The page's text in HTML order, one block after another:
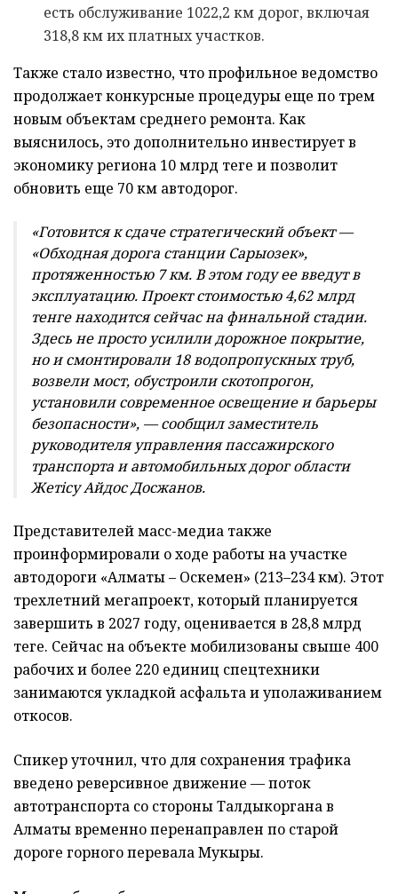
есть обслуживание 1022,2 км дорог, включая
318,8 км их платных участков.
Также стало известно, что профильное ведомство
продолжает конкурсные процедуры еще по трем
новым объектам среднего ремонта. Как
выяснилось, это дополнительно инвестирует в
экономику региона 10 млрд теңге и позволит
обновить еще 70 км автодорог.
«Готовится к сдаче стратегический объект —
«Обходная дорога станции Сарыозек»,
протяженностью 7 км. В этом году ее введут в
эксплуатацию. Проект стоимостью 4,62 млрд
тенге находится сейчас на финальной стадии.
Здесь не просто усилили дорожное покрытие,
но и смонтировали 18 водопропускных труб,
возвели мост, обустроили скотопрогон,
установили современное освещение и барьеры
безопасности», — сообщил заместитель
руководителяуправления пассажирского
транспорта и автомобильных дорог области
ЖетiсуАйдос Досжанов.
Представителей масс-медиа также
проинформировали о ходе работы на участке
автодороги «Алматы – Оскемен» (213–234 км). Этот
трехлетний мегапроект, который планируется
завершить в 2027 году, оценивается в 28,8 млрд
теңге. Сейчас на объекте мобилизованы свыше 400
рабочих и более 220 единиц спецтехники
занимаются укладкой асфальта и уполаживанием
откосов.
Спикер уточнил, что для сохранения трафика
введено реверсивное движение — поток
автотранспорта со стороны Талдыкоргана в
Алматы временно перенаправлен по старой
дороге горного перевала Мукыры.